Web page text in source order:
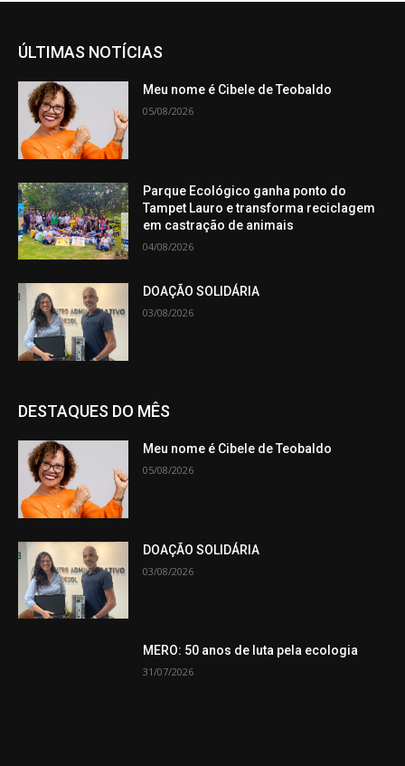
ÚLTIMAS NOTÍCIAS
Meu nome é Cibele de Teobaldo
05/08/2026
Parque Ecológico ganha ponto do
Tampet Lauro e transforma reciclagem
em castração de animais
04/08/2026
DOAÇÃO SOLIDÁRIA
03/08/2026
DESTAQUES DO MÊS
Meu nome é Cibele de Teobaldo
05/08/2026
DOAÇÃO SOLIDÁRIA
03/08/2026
MERO: 50 anos de luta pela ecologia
31/07/2026